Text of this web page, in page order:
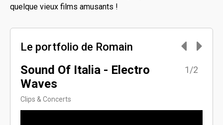
quelque vieux films amusants !
Le portfolio de Romain
Sound Of Italia - Electro
Waves
Clips & Concerts
1/2